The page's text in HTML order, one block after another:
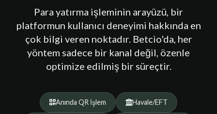
Para yatırma işleminin arayüzü, bir
platformun kullanıcı deneyimi hakkında en
çok bilgi veren noktadır. Betcio'da, her
yöntem sadece bir kanal değil, özenle
optimize edilmiş bir süreçtir.
Anında QR İşlem Havale/EFT